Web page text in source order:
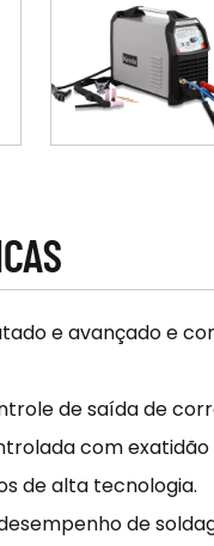
e avançado e
de saída de
com
de alta tecnologia.
de